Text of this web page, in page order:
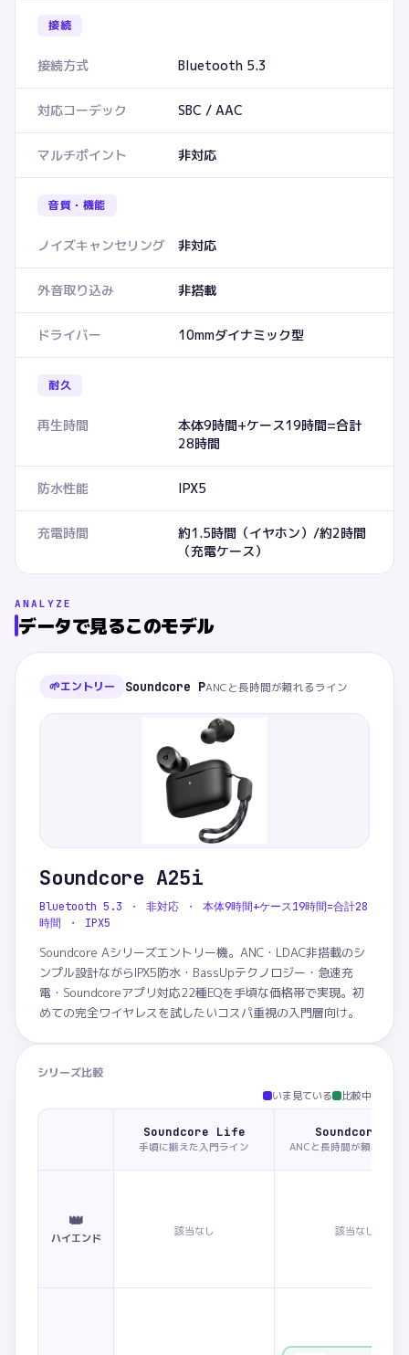
接続
接続方式 Bluetooth 5.3
対応コーデック SBC / AAC
マルチポイント 非対応
音質・機能
ノイズキャンセリング 非対応
外音取り込み 非搭載
ドライバー 10mmダイナミック型
耐久
再生時間
本体9時間+ケース19時間=合計
28時間
防水性能 IPX5
充電時間
約1.5時間（イヤホン）/約2時間
（充電ケース）
ANALYZE
データで見るこのモデル
🌱エントリー Soundcore PANCと長時間が頼れるライン
Soundcore A25i
Bluetooth 5.3 ・ 非対応 ・ 本体9時間+ケース19時間=合計28
時間 ・ IPX5
Soundcore Aシリーズエントリー機。ANC・LDAC非搭載のシ
ンプル設計ながらIPX5防水・BassUpテクノロジー・急速充
電・Soundcoreアプリ対応22種EQを手頃な価格帯で実現。初
めての完全ワイヤレスを試したいコスパ重視の入門層向け。
シリーズ比較
いま見ている 比較中
Soundcore Life
手頃に揃えた入門ライン
Soundcore P
ANCと長時間が頼れるラ
👑
ハイエンド 該当なし 該当なし